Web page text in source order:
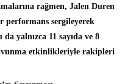
rağmen, Jalen Duren
performans sergileyerek
yalnızca 11 sayıda ve 8
etkinlikleriyle rakipleri